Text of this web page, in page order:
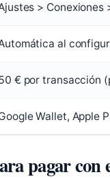
> Conexiones
al
€ por transacción
Wallet, Apple
pagar con